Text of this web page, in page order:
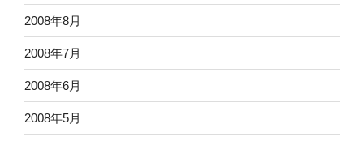
2008年8月
2008年7月
2008年6月
2008年5月